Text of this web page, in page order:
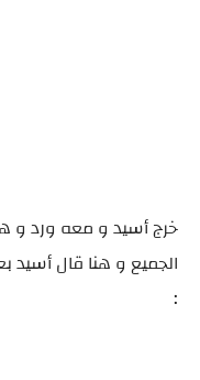
خرج أسيد و معه ورد و
الجميع و هنا قال أسيد
: